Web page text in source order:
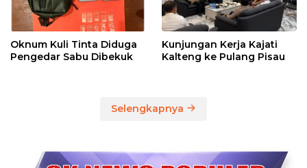
Oknum Kuli Tinta Diduga
Pengedar Sabu Dibekuk
Kunjungan Kerja Kajati
Kalteng ke Pulang Pisau
Selengkapnya